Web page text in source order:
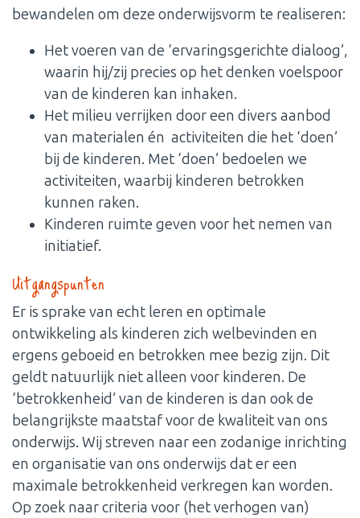
bewandelen om deze onderwijsvorm te realiseren:
Het voeren van de ‘ervaringsgerichte dialoog’,
waarin hij/zij precies op het denken voelspoor
van de kinderen kan inhaken.
Het milieu verrijken door een divers aanbod
van materialen én activiteiten die het ‘doen’
bij de kinderen. Met ‘doen’ bedoelen we
activiteiten, waarbij kinderen betrokken
kunnen raken.
Kinderen ruimte geven voor het nemen van
initiatief.
Uitgangspunten
Er is sprake van echt leren en optimale
ontwikkeling als kinderen zich welbevinden en
ergens geboeid en betrokken mee bezig zijn. Dit
geldt natuurlijk niet alleen voor kinderen. De
‘betrokkenheid’ van de kinderen is dan ook de
belangrijkste maatstaf voor de kwaliteit van ons
onderwijs. Wij streven naar een zodanige inrichting
en organisatie van ons onderwijs dat er een
maximale betrokkenheid verkregen kan worden.
Op zoek naar criteria voor (het verhogen van)